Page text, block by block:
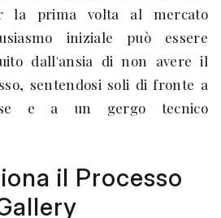
la prima volta al mercato
iniziale può essere
dall'ansia di non avere il
sentendosi soli di fronte a
e a un gergo tecnico
il Processo